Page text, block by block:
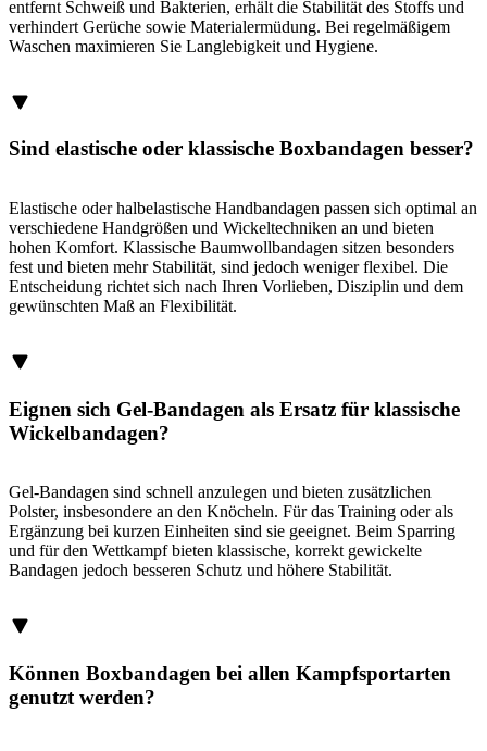
entfernt Schweiß und Bakterien, erhält die Stabilität des Stoffs und
verhindert Gerüche sowie Materialermüdung. Bei regelmäßigem
Waschen maximieren Sie Langlebigkeit und Hygiene.
Sind elastische oder klassische Boxbandagen besser?
Elastische oder halbelastische Handbandagen passen sich optimal an
verschiedene Handgrößen und Wickeltechniken an und bieten
hohen Komfort. Klassische Baumwollbandagen sitzen besonders
fest und bieten mehr Stabilität, sind jedoch weniger flexibel. Die
Entscheidung richtet sich nach Ihren Vorlieben, Disziplin und dem
gewünschten Maß an Flexibilität.
Eignen sich Gel-Bandagen als Ersatz für klassische
Wickelbandagen?
Gel-Bandagen sind schnell anzulegen und bieten zusätzlichen
Polster, insbesondere an den Knöcheln. Für das Training oder als
Ergänzung bei kurzen Einheiten sind sie geeignet. Beim Sparring
und für den Wettkampf bieten klassische, korrekt gewickelte
Bandagen jedoch besseren Schutz und höhere Stabilität.
Können Boxbandagen bei allen Kampfsportarten
genutzt werden?